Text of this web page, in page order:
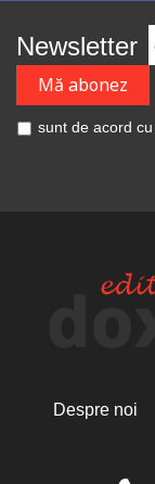
Newsletter
sunt de acord cu
Despre noi